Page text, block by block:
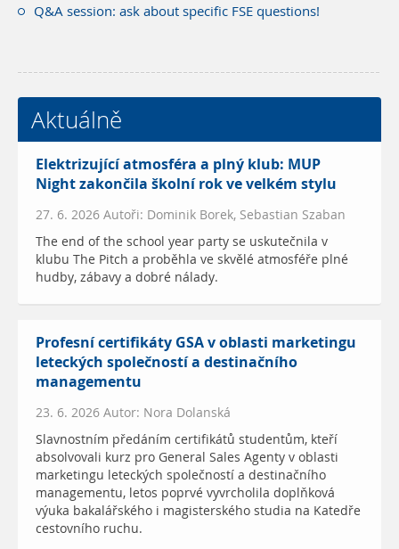
Q&A session: ask about specific FSE questions!
Aktuálně
Elektrizující atmosféra a plný klub: MUP
Night zakončila školní rok ve velkém stylu
27. 6. 2026 Autoři: Dominik Borek, Sebastian Szaban
The end of the school year party se uskutečnila v
klubu The Pitch a proběhla ve skvělé atmosféře plné
hudby, zábavy a dobré nálady.
Profesní certifikáty GSA v oblasti marketingu
leteckých společností a destinačního
managementu
23. 6. 2026 Autor: Nora Dolanská
Slavnostním předáním certifikátů studentům, kteří
absolvovali kurz pro General Sales Agenty v oblasti
marketingu leteckých společností a destinačního
managementu, letos poprvé vyvrcholila doplňková
výuka bakalářského i magisterského studia na Katedře
cestovního ruchu.